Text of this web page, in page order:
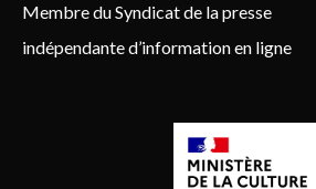
Membre du Syndicat de la presse
indépendante d’information en ligne